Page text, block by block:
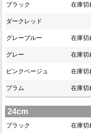
ブラック 在庫切
ダークレッド
グレーブルー 在庫切
グレー 在庫切
ピンクベージュ 在庫切
プラム 在庫切
24cm
ブラック 在庫切